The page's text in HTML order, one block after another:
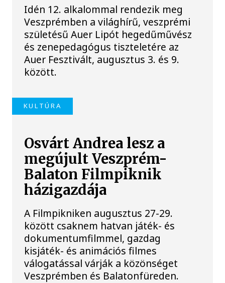
Idén 12. alkalommal rendezik meg
Veszprémben a világhírű, veszprémi
születésű Auer Lipót hegedűművész
és zenepedagógus tiszteletére az
Auer Fesztivált, augusztus 3. és 9.
között.
KULTÚRA
Osvárt Andrea lesz a
megújult Veszprém-
Balaton Filmpiknik
házigazdája
A Filmpikniken augusztus 27-29.
között csaknem hatvan játék- és
dokumentumfilmmel, gazdag
kisjáték- és animációs filmes
válogatással várják a közönséget
Veszprémben és Balatonfüreden.